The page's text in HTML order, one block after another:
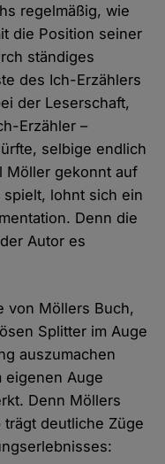
regelmäßig, wie
die Position seiner
ständiges
des Ich-Erzählers
der Leserschaft,
Erzähler –
selbige endlich
Möller gekonnt auf
spielt, lohnt sich ein
Denn die
Autor es
von Möllers Buch,
Splitter im Auge
auszumachen
eigenen Auge
Denn Möllers
deutliche Züge